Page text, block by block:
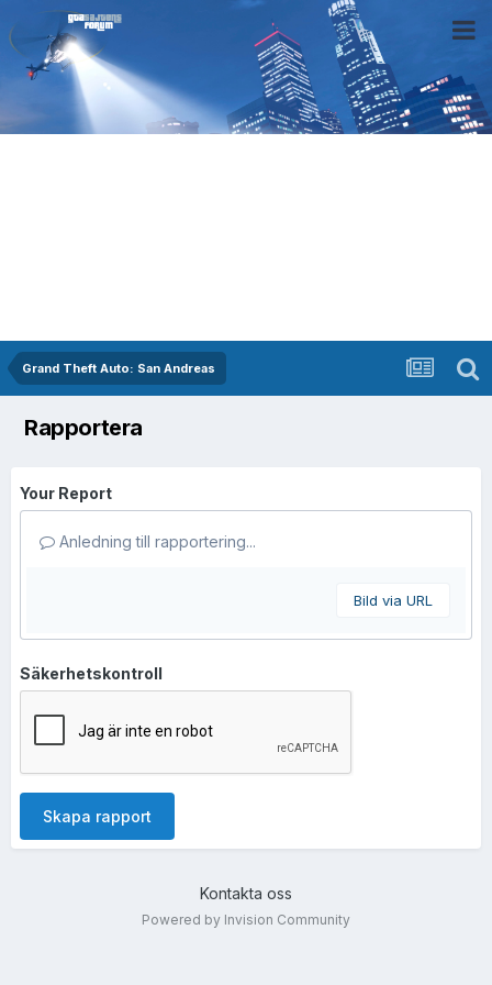
Grand Theft Auto: San Andreas
Rapportera
Your Report
Anledning till rapportering...
Bild via URL
Säkerhetskontroll
Skapa rapport
Kontakta oss
Powered by Invision Community